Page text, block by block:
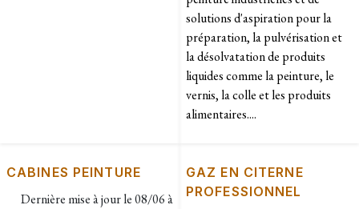
solutions d'aspiration pour la
préparation, la pulvérisation et
la désolvatation de produits
liquides comme la peinture, le
vernis, la colle et les produits
alimentaires....
CABINES PEINTURE
Dernière mise à jour le08/06 à
GAZ EN CITERNE
PROFESSIONNEL